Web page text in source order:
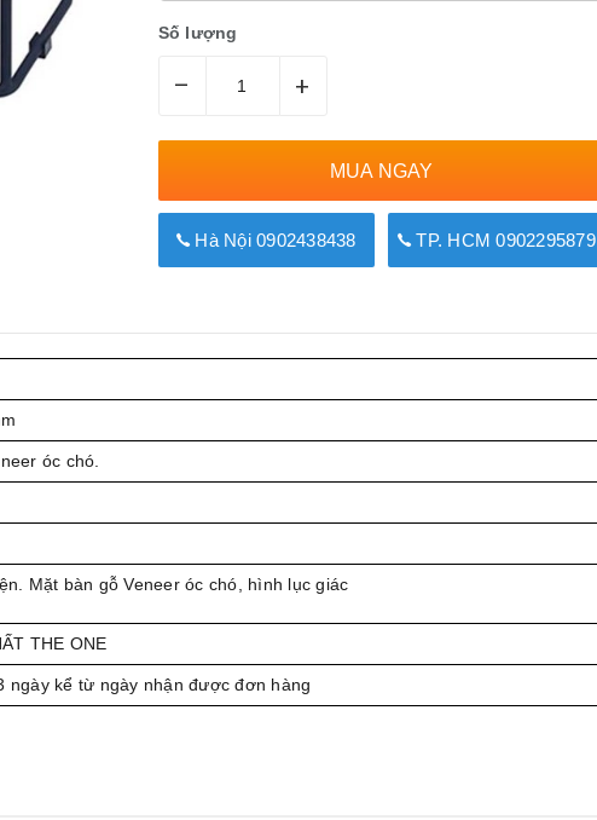
Số lượng
– +
MUA NGAY
Hà Nội 0902438438 TP. HCM 0902295879
óc chó.
Mặt bàn gỗ Veneer óc chó, hình lục giác
THE ONE
ngày kể từ ngày nhận được đơn hàng